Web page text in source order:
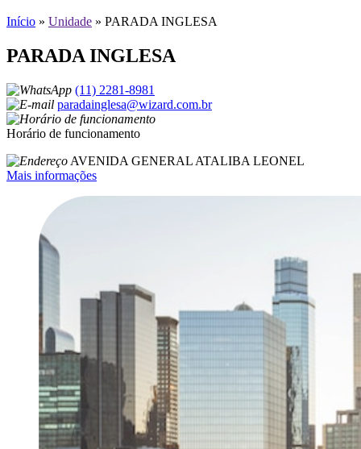
Início » Unidade » PARADA INGLESA
PARADA INGLESA
(11) 2281-8981
paradainglesa@wizard.com.br
Horário de funcionamento
AVENIDA GENERAL ATALIBA LEONEL
Mais informações